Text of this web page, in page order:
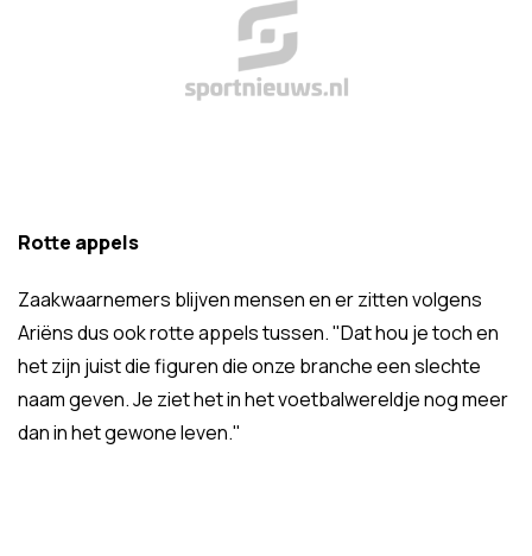
Rotte appels
Zaakwaarnemers blijven mensen en er zitten volgens
Ariëns dus ook rotte appels tussen. "Dat hou je toch en
het zijn juist die figuren die onze branche een slechte
naam geven. Je ziet het in het voetbalwereldje nog meer
dan in het gewone leven."